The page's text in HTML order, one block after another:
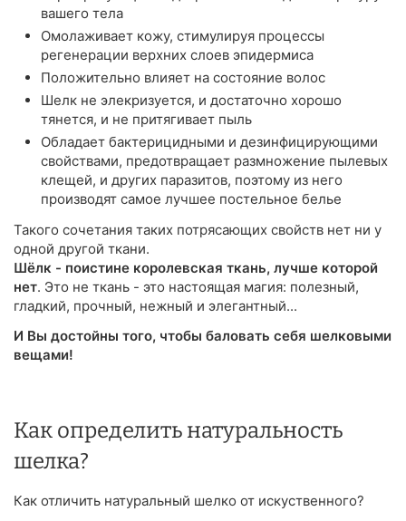
вашего тела
Омолаживает кожу, стимулируя процессы
регенерации верхних слоев эпидермиса
Положительно влияет на состояние волос
Шелк не элекризуется, и достаточно хорошо
тянется, и не притягивает пыль
Обладает бактерицидными и дезинфицирующими
свойствами, предотвращает размножение пылевых
клещей, и других паразитов, поэтому из него
производят самое лучшее постельное белье
Такого сочетания таких потрясающих свойств нет ни у
одной другой ткани.
Шёлк - поистине королевская ткань, лучше которой
нет. Это не ткань - это настоящая магия: полезный,
гладкий, прочный, нежный и элегантный...
И Вы достойны того, чтобы баловать себя шелковыми
вещами!
Как определить натуральность
шелка?
Как отличить натуральный шелко от искуственного?